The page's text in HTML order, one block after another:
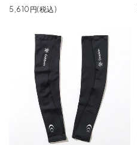
5,610円(税込)